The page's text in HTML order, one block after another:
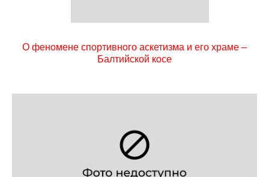
О феномене спортивного аскетизма и его храме –
Балтийской косе